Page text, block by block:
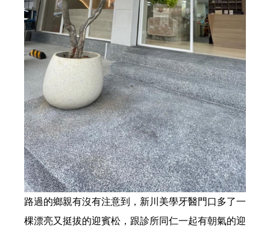
路過的鄉親有沒有注意到，新川美學牙醫門口多了一
棵漂亮又挺拔的迎賓松，跟診所同仁一起有朝氣的迎